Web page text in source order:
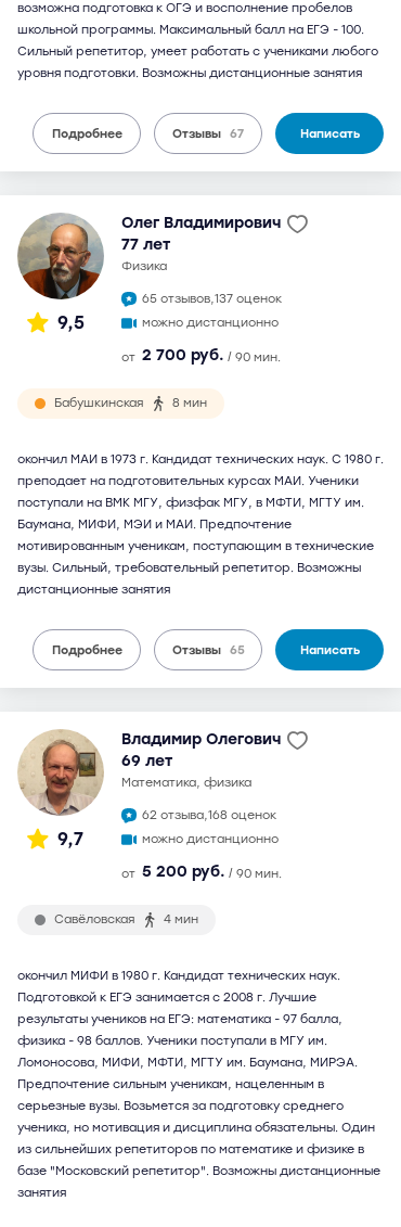
возможна подготовка к ОГЭ и восполнение пробелов
школьной программы. Максимальный балл на ЕГЭ - 100.
Сильный репетитор, умеет работать с учениками любого
уровня подготовки. Возможны дистанционные занятия
Подробнее Отзывы 67 Написать
9,5
Олег Владимирович
77 лет
физика
65 отзывов,137 оценок
можно дистанционно
от 2 700 руб. / 90 мин.
Бабушкинская 8 мин
окончил МАИ в 1973 г. Кандидат технических наук. С 1980 г.
преподает на подготовительных курсах МАИ. Ученики
поступали на ВМК МГУ, физфак МГУ, в МФТИ, МГТУ им.
Баумана, МИФИ, МЭИ и МАИ. Предпочтение
мотивированным ученикам, поступающим в технические
вузы. Сильный, требовательный репетитор. Возможны
дистанционные занятия
Подробнее Отзывы 65 Написать
9,7
Владимир Олегович
69 лет
математика, физика
62 отзыва,168 оценок
можно дистанционно
от 5 200 руб. / 90 мин.
Савёловская 4 мин
окончил МИФИ в 1980 г. Кандидат технических наук.
Подготовкой к ЕГЭ занимается с 2008 г. Лучшие
результаты учеников на ЕГЭ: математика - 97 балла,
физика - 98 баллов. Ученики поступали в МГУ им.
Ломоносова, МИФИ, МФТИ, МГТУ им. Баумана, МИРЭА.
Предпочтение сильным ученикам, нацеленным в
серьезные вузы. Возьмется за подготовку среднего
ученика, но мотивация и дисциплина обязательны. Один
из сильнейших репетиторов по математике и физике в
базе "Московский репетитор". Возможны дистанционные
занятия